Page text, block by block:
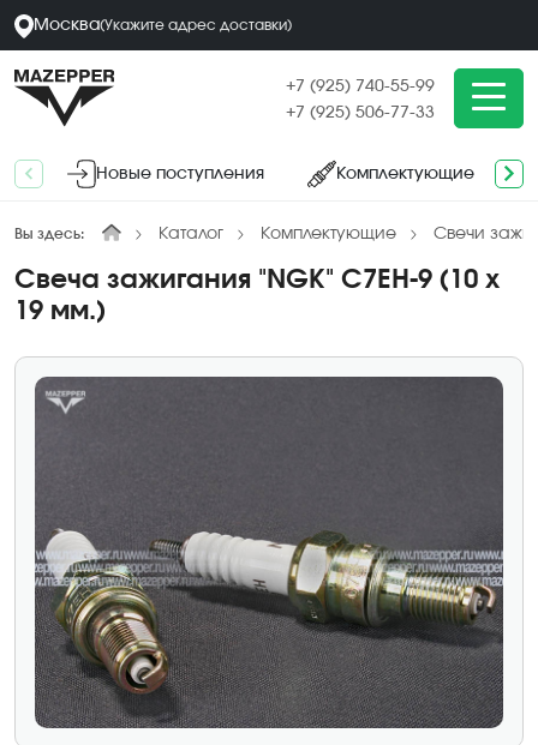
Москва(Укажите адрес доставки)
+7 (925) 740-55-99
+7 (925) 506-77-33
Новые поступления Комплектующие
Вы здесь: Каталог Комплектующие Свечи
Свеча зажигания "NGK" C7EH-9 (10 х
19 мм.)